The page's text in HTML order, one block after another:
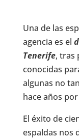
Una de las
agencia es el
Tenerife, tras
conocidas
algunas no
hace años
El éxito de
espaldas nos